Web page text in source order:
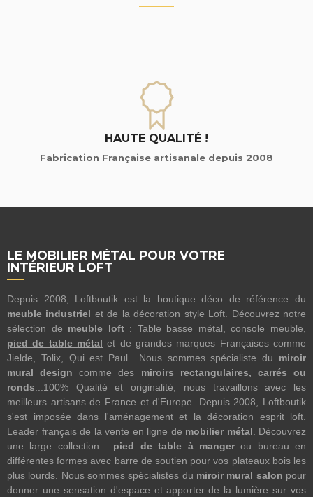
HAUTE QUALITÉ !
Fabrication Française artisanale depuis 2008
LE MOBILIER MÉTAL POUR VOTRE
INTÉRIEUR LOFT
Depuis 2008, Loftboutik est la boutique déco de référence du
meuble industriel et de la décoration style Loft. Découvrez notre
sélection de meuble loft: Table basse métal, console meuble,
pied de table métal et de grandes marques Françaises comme
Jielde, Tolix, Qui est Paul.. Nous sommes spécialiste du miroir
mural design comme des miroirs rectangulaires, carrés ou
ronds ...100% Qualité et originalité, nous travaillons avec les
meilleurs artisans de France et d'Europe. Depuis 2008, Loftboutik
s'est imposée dans l'aménagement et la décoration esprit loft.
Leader français de la vente en ligne de mobilier métal . Découvrez
une large collection : pied de table à mangerou bureau en
différentes formes avec barre de soutien pour vos plateaux bois les
plus lourds. Nous sommes spécialistes du miroir mural salon pour
donner une sensation d'espace et apporter de la lumière sur vos